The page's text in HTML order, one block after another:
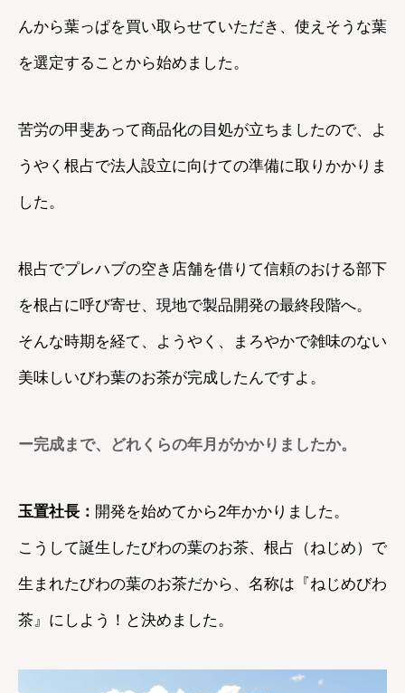
んから葉っぱを買い取らせていただき、使えそうな葉
を選定することから始めました。
苦労の甲斐あって商品化の目処が立ちましたので、よ
うやく根占で法人設立に向けての準備に取りかかりま
した。
根占でプレハブの空き店舗を借りて信頼のおける部下
を根占に呼び寄せ、現地で製品開発の最終段階へ。
そんな時期を経て、ようやく、まろやかで雑味のない
美味しいびわ葉のお茶が完成したんですよ。
ー完成まで、どれくらの年月がかかりましたか。
玉置社長： 開発を始めてから2年かかりました。
こうして誕生したびわの葉のお茶、根占（ねじめ）で
生まれたびわの葉のお茶だから、名称は『ねじめびわ
茶』にしよう！と決めました。